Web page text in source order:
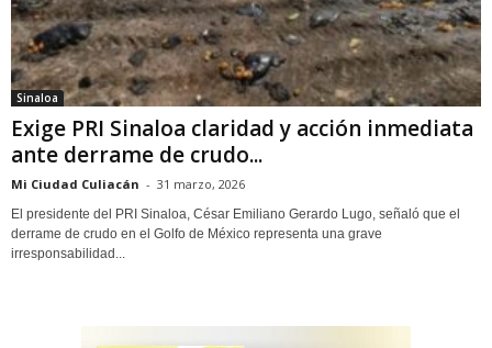
Sinaloa
Exige PRI Sinaloa claridad y acción inmediata
ante derrame de crudo...
Mi Ciudad Culiacán - 31 marzo, 2026
El presidente del PRI Sinaloa, César Emiliano Gerardo Lugo, señaló que el
derrame de crudo en el Golfo de México representa una grave
irresponsabilidad...